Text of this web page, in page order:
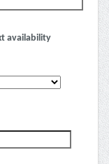
availability